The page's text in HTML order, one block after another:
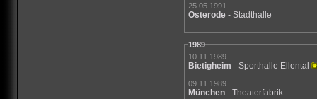
25.05.1991
Osterode - Stadthalle
1989
10.11.1989
Bietigheim - Sporthalle Ellental
09.11.1989
München - Theaterfabrik